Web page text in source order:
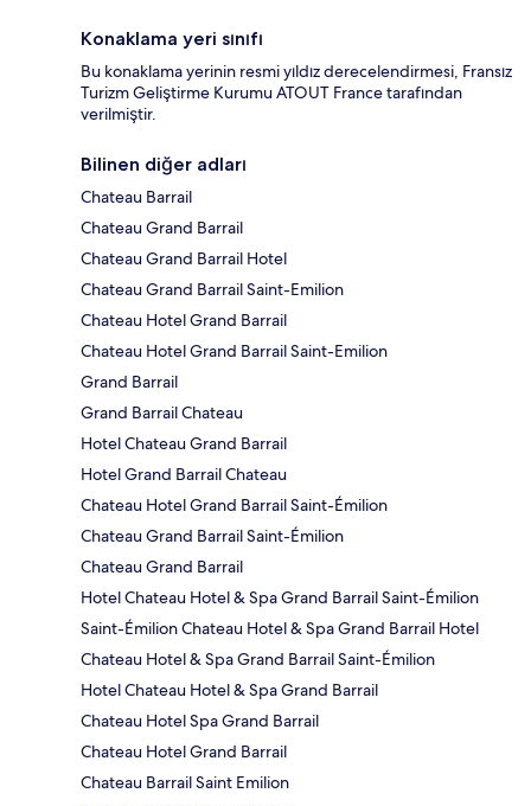
Konaklama yeri sınıfı
Bu konaklama yerinin resmi yıldız derecelendirmesi, Fransız
Turizm Geliştirme Kurumu ATOUT France tarafından
verilmiştir.
Bilinen diğer adları
Chateau Barrail
Chateau Grand Barrail
Chateau Grand Barrail Hotel
Chateau Grand Barrail Saint-Emilion
Chateau Hotel Grand Barrail
Chateau Hotel Grand Barrail Saint-Emilion
Grand Barrail
Grand Barrail Chateau
Hotel Chateau Grand Barrail
Hotel Grand Barrail Chateau
Chateau Hotel Grand Barrail Saint-Émilion
Chateau Grand Barrail Saint-Émilion
Chateau Grand Barrail
Hotel Chateau Hotel & Spa Grand Barrail Saint-Émilion
Saint-Émilion Chateau Hotel & Spa Grand Barrail Hotel
Chateau Hotel & Spa Grand Barrail Saint-Émilion
Hotel Chateau Hotel & Spa Grand Barrail
Chateau Hotel Spa Grand Barrail
Chateau Hotel Grand Barrail
Chateau Barrail Saint Emilion